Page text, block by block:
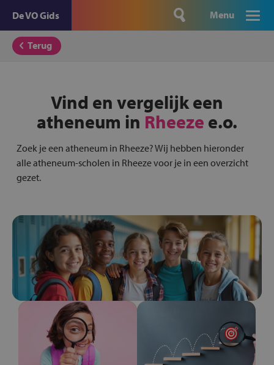
De VO Gids Menu
Terug
Vind en vergelijk een
atheneum in Rheeze e.o.
Zoek je een atheneum in Rheeze? Wij hebben hieronder
alle atheneum-scholen in Rheeze voor je in een overzicht
gezet.